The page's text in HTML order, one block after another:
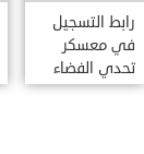
رابط التسجيل
في معسكر
تحدي الفضاء